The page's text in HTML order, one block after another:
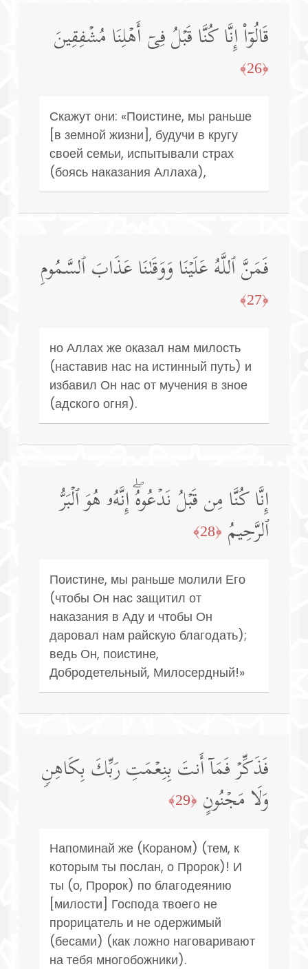
قَالُوۤا۟ إِنَّا كُنَّا قَبۡلُ فِیۤ أَهۡلِنَا مُشۡفِقِینَ
﴿26﴾
Скажут они: «Поистине, мы раньше
[в земной жизни], будучи в кругу
своей семьи, испытывали страх
(боясь наказания Аллаха),
فَمَنَّ ٱللَّهُ عَلَیۡنَا وَوَقَىٰنَا عَذَابَ ٱلسَّمُومِ
﴿27﴾
но Аллах же оказал нам милость
(наставив нас на истинный путь) и
избавил Он нас от мучения в зное
(адского огня).
إِنَّا كُنَّا مِن قَبۡلُ نَدۡعُوهُۖ إِنَّهُۥ هُوَ ٱلۡبَرُّ
ٱلرَّحِیمُ ﴿28﴾
Поистине, мы раньше молили Его
(чтобы Он нас защитил от
наказания в Аду и чтобы Он
даровал нам райскую благодать);
ведь Он, поистине,
Добродетельный, Милосердный!»
فَذَكِّرۡ فَمَاۤ أَنتَ بِنِعۡمَتِ رَبِّكَ بِكَاهِنࣲ
وَلَا مَجۡنُونٍ ﴿29﴾
Напоминай же (Кораном) (тем, к
которым ты послан, о Пророк)! И
ты (о, Пророк) по благодеянию
[милости] Господа твоего не
прорицатель и не одержимый
(бесами) (как ложно наговаривают
на тебя многобожники).